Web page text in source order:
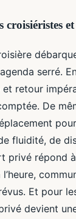
serré.
et retour
De
fluidité, de
privé répond
Et pour
devient